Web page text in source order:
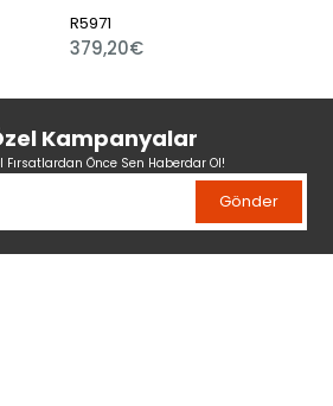
379,20€
Kampanyalar
Fırsatlardan Önce Sen Haberdar Ol!
Gönder